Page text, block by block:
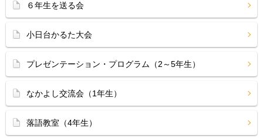
６年生を送る会
小日台かるた大会
プレゼンテーション・プログラム（2～5年生）
なかよし交流会（1年生）
落語教室（4年生）